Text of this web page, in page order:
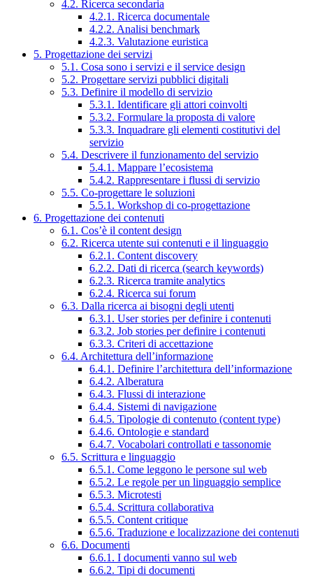
4.2. Ricerca secondaria
4.2.1. Ricerca documentale
4.2.2. Analisi benchmark
4.2.3. Valutazione euristica
5. Progettazione dei servizi
5.1. Cosa sono i servizi e il service design
5.2. Progettare servizi pubblici digitali
5.3. Definire il modello di servizio
5.3.1. Identificare gli attori coinvolti
5.3.2. Formulare la proposta di valore
5.3.3. Inquadrare gli elementi costitutivi del
servizio
5.4. Descrivere il funzionamento del servizio
5.4.1. Mappare l’ecosistema
5.4.2. Rappresentare i flussi di servizio
5.5. Co-progettare le soluzioni
5.5.1. Workshop di co-progettazione
6. Progettazione dei contenuti
6.1. Cos’è il content design
6.2. Ricerca utente sui contenuti e il linguaggio
6.2.1. Content discovery
6.2.2. Dati di ricerca (search keywords)
6.2.3. Ricerca tramite analytics
6.2.4. Ricerca sui forum
6.3. Dalla ricerca ai bisogni degli utenti
6.3.1. User stories per definire i contenuti
6.3.2. Job stories per definire i contenuti
6.3.3. Criteri di accettazione
6.4. Architettura dell’informazione
6.4.1. Definire l’architettura dell’informazione
6.4.2. Alberatura
6.4.3. Flussi di interazione
6.4.4. Sistemi di navigazione
6.4.5. Tipologie di contenuto (content type)
6.4.6. Ontologie e standard
6.4.7. Vocabolari controllati e tassonomie
6.5. Scrittura e linguaggio
6.5.1. Come leggono le persone sul web
6.5.2. Le regole per un linguaggio semplice
6.5.3. Microtesti
6.5.4. Scrittura collaborativa
6.5.5. Content critique
6.5.6. Traduzione e localizzazione dei contenuti
6.6. Documenti
6.6.1. I documenti vanno sul web
6.6.2. Tipi di documenti